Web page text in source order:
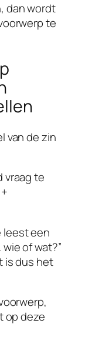
dan wordt
te
van de zin
vraag te
leest een
of wat?”
is dus het
op deze